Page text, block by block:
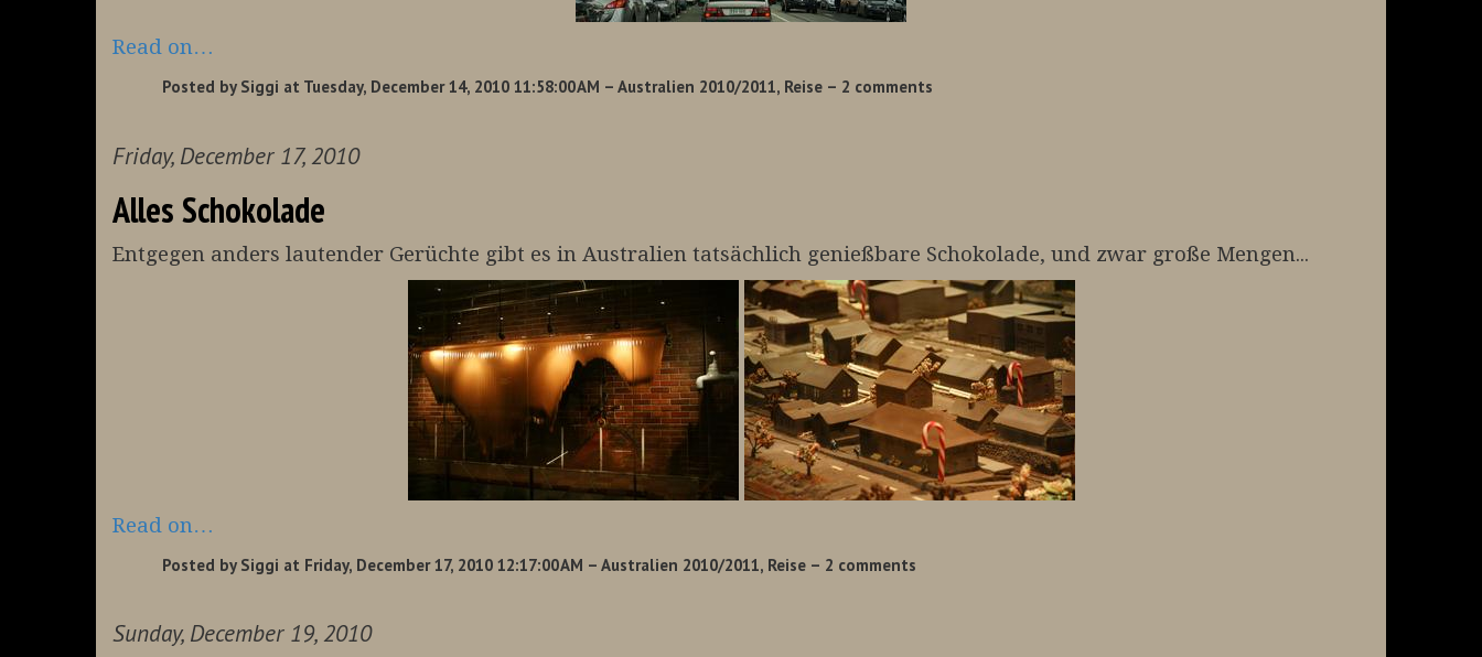
Read on…
Posted by Siggi at Tuesday, December 14, 2010 11:58:00 AM – Australien 2010/2011, Reise– 2 comments
Friday, December 17, 2010
Alles Schokolade
Entgegen anders lautender Gerüchte gibt es in Australien tatsächlich genießbare Schokolade, und zwar große Mengen...
Read on…
Posted by Siggi at Friday, December 17, 2010 12:17:00 AM – Australien 2010/2011, Reise– 2 comments
Sunday, December 19, 2010